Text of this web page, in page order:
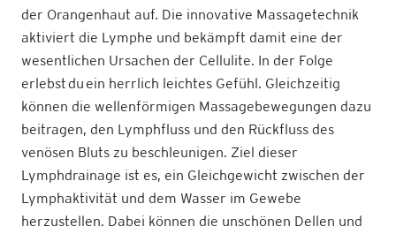
der Orangenhaut auf. Die innovative Massagetechnik
aktiviert die Lymphe und bekämpft damit eine der
wesentlichen Ursachen der Cellulite. In der Folge
erlebst du ein herrlich leichtes Gefühl. Gleichzeitig
können die wellenförmigen Massagebewegungen dazu
beitragen, den Lymphfluss und den Rückfluss des
venösen Bluts zu beschleunigen. Ziel dieser
Lymphdrainage ist es, ein Gleichgewicht zwischen der
Lymphaktivität und dem Wasser im Gewebe
herzustellen. Dabei können die unschönen Dellen und